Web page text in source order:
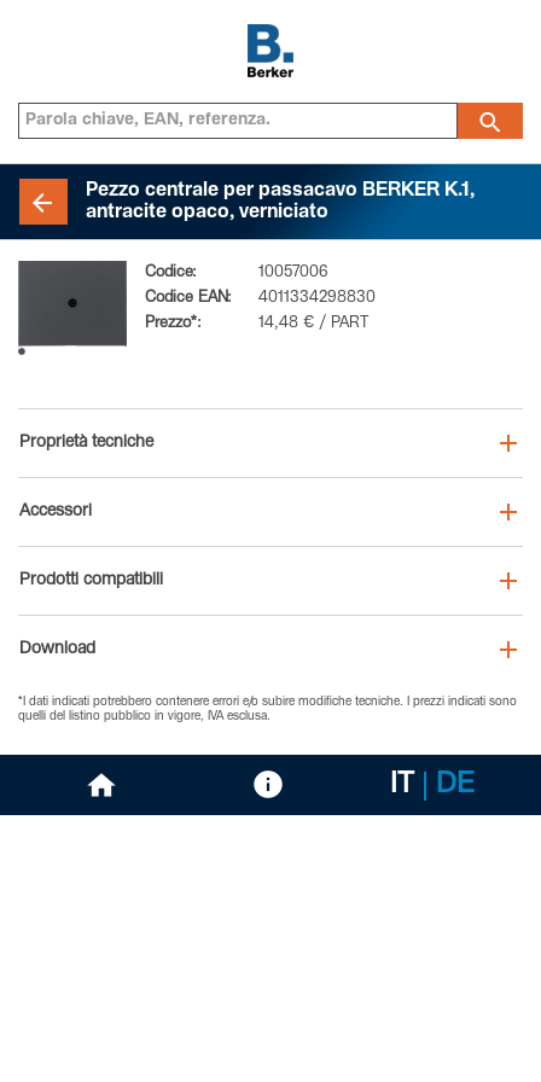
Pezzo centrale per passacavo BERKER K.1,
antracite opaco, verniciato
Codice:
10057006
Codice EAN:
4011334298830
Prezzo*:
14,48 € / PART
Proprietà tecniche
Accessori
Prodotti compatibili
Download
*I dati indicati potrebbero contenere errori e/o subire modifiche tecniche. I prezzi indicati sono
quelli del listino pubblico in vigore, IVA esclusa.
IT DE